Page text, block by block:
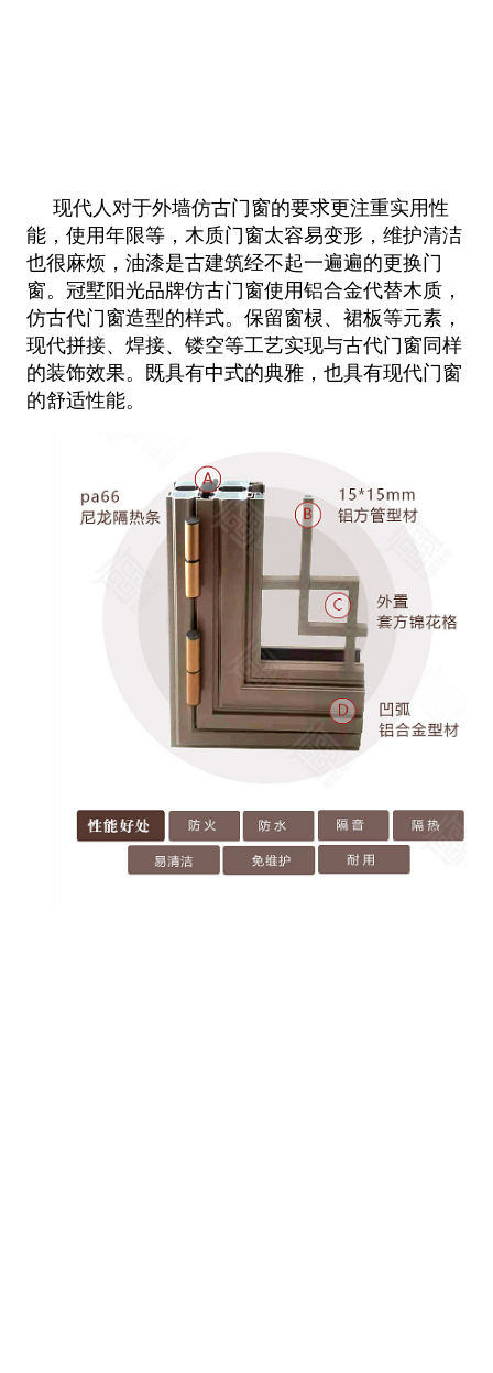
现代人对于外墙仿古门窗的要求更注重实用性
能，使用年限等，木质门窗太容易变形，维护清洁
也很麻烦，油漆是古建筑经不起一遍遍的更换门
窗。冠墅阳光品牌仿古门窗使用铝合金代替木质，
仿古代门窗造型的样式。保留窗棂、裙板等元素，
现代拼接、焊接、镂空等工艺实现与古代门窗同样
的装饰效果。既具有中式的典雅，也具有现代门窗
的舒适性能。